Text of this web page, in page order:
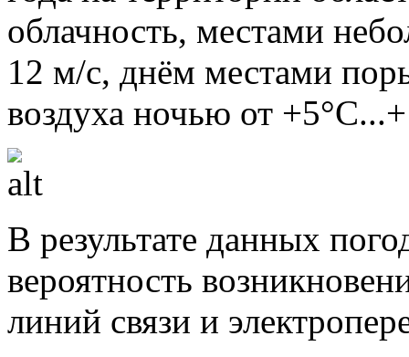
облачность, местами
12 м/с, днём местами
воздуха ночью от
В результате данных
вероятность
линий связи и